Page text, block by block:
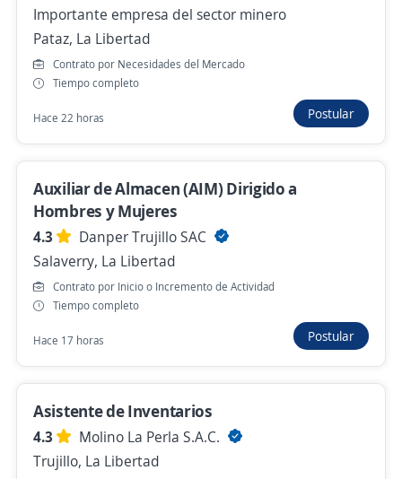
Almacenero/a
JOHN MAVARICK
Trujillo, La Libertad
Provcal
Salaverry, La Libertad
Conductor almacenero
TIENDAS REYES SAC
Trujillo, La Libertad
Anterior
Importante empresa del sector minero
Pataz, La Libertad
Contrato por Necesidades del Mercado
Tiempo completo
Hace 22 horas Postular
Auxiliar de Almacen (AIM) Dirigido a
Hombres y Mujeres
4.3
Danper Trujillo SAC
Salaverry, La Libertad
Contrato por Inicio o Incremento de Actividad
Tiempo completo
Hace 17 horas Postular
Asistente de Inventarios
4.3
Molino La Perla S.A.C.
Trujillo, La Libertad